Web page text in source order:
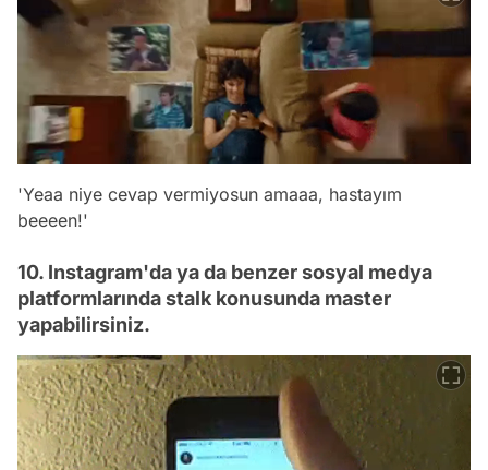
'Yeaa niye cevap vermiyosun amaaa, hastayım
beeeen!'
10. Instagram'da ya da benzer sosyal medya
platformlarında stalk konusunda master
yapabilirsiniz.